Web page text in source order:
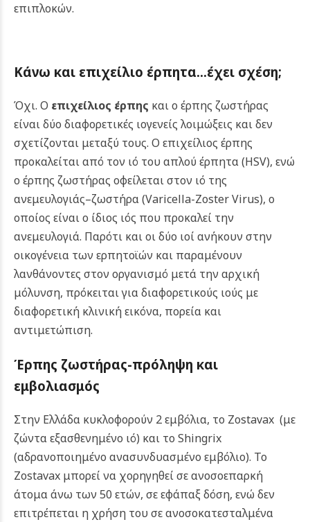
επιπλοκών.
Κάνω και επιχείλιο έρπητα…έχει σχέση;
Όχι. Ο επιχείλιος έρπης και ο έρπης ζωστήρας
είναι δύο διαφορετικές ιογενείς λοιμώξεις και δεν
σχετίζονται μεταξύ τους. Ο επιχείλιος έρπης
προκαλείται από τον ιό του απλού έρπητα (HSV), ενώ
ο έρπης ζωστήρας οφείλεται στον ιό της
ανεμευλογιάς–ζωστήρα (Varicella-Zoster Virus), ο
οποίος είναι ο ίδιος ιός που προκαλεί την
ανεμευλογιά. Παρότι και οι δύο ιοί ανήκουν στην
οικογένεια των ερπητοϊών και παραμένουν
λανθάνοντες στον οργανισμό μετά την αρχική
μόλυνση, πρόκειται για διαφορετικούς ιούς με
διαφορετική κλινική εικόνα, πορεία και
αντιμετώπιση.
Έρπης ζωστήρας-πρόληψη και
εμβολιασμός
Στην Ελλάδα κυκλοφορούν 2 εμβόλια, το Zostavax (με
ζώντα εξασθενημένο ιό) και το Shingrix
(αδρανοποιημένο ανασυνδυασμένο εμβόλιο). Το
Zostavax μπορεί να χορηγηθεί σε ανοσοεπαρκή
άτομα άνω των 50 ετών, σε εφάπαξ δόση, ενώ δεν
επιτρέπεται η χρήση του σε ανοσοκατεσταλμένα